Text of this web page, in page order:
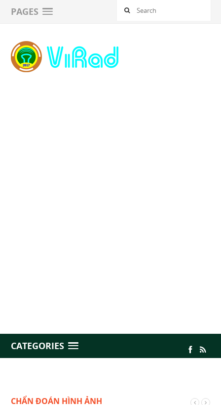
PAGES
CATEGORIES
CHẨN ĐOÁN HÌNH ẢNH